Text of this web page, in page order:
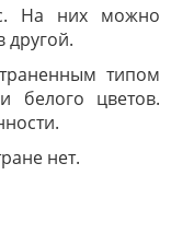
На них можно
другой.
типом
белого цветов.
нет.